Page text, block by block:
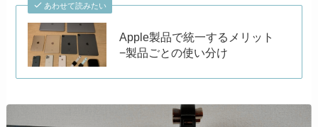
あわせて読みたい
Apple製品で統一するメリット
−製品ごとの使い分け